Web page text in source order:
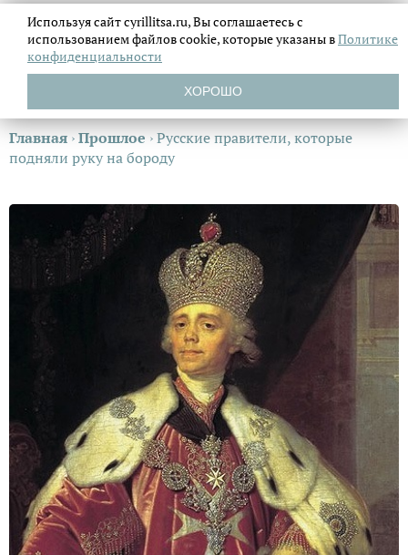
Главная ›Прошлое ›Русские правители, которые
подняли руку на бороду
Используя сайт cyrillitsa.ru, Вы соглашаетесь с
использованием файловcookie, которые указаны вПолитике
конфиденциальности
ХОРОШО